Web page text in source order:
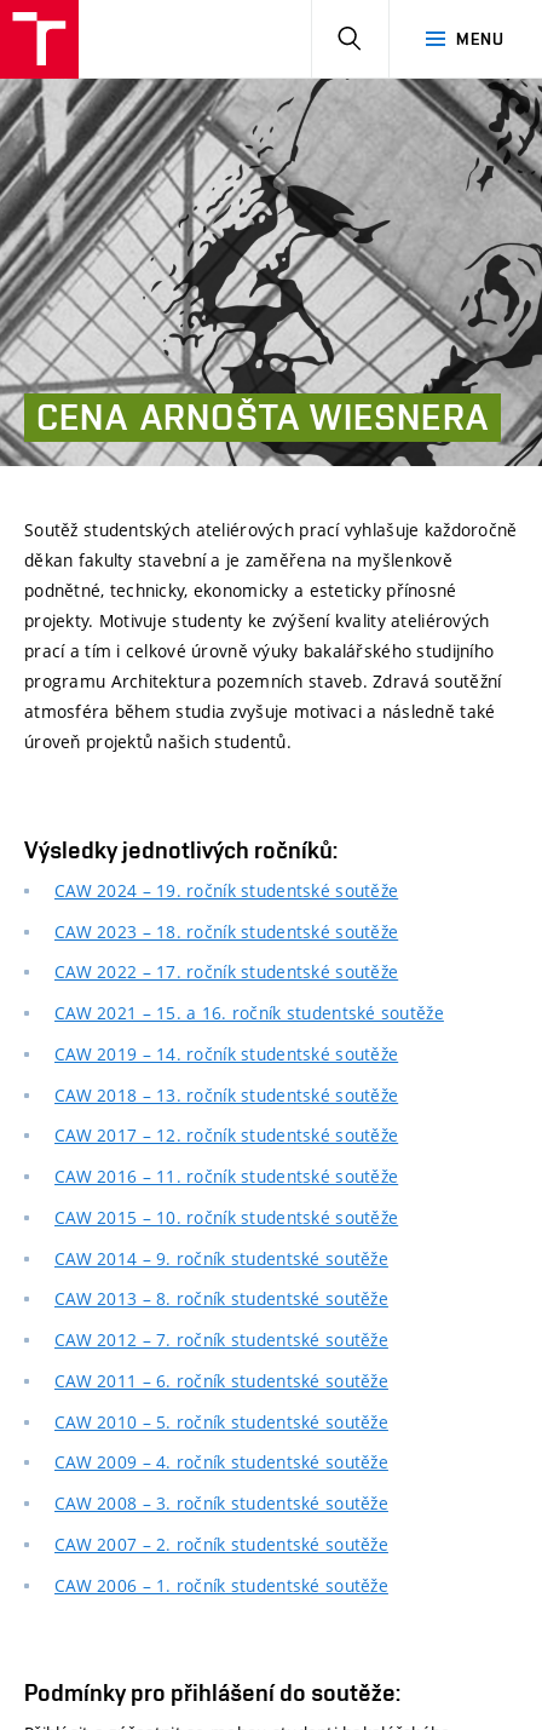
MENU
CENA ARNOŠTA WIESNERA
Soutěž studentských ateliérových prací vyhlašuje každoročně
děkan fakulty stavební a je zaměřena na myšlenkově
podnětné, technicky, ekonomicky a esteticky přínosné
projekty. Motivuje studenty ke zvýšení kvality ateliérových
prací a tím i celkové úrovně výuky bakalářského studijního
programu Architektura pozemních staveb. Zdravá soutěžní
atmosféra během studia zvyšuje motivaci a následně také
úroveň projektů našich studentů.
Výsledky jednotlivých ročníků:
CAW 2024 – 19. ročník studentské soutěže
CAW 2023 – 18. ročník studentské soutěže
CAW 2022 – 17. ročník studentské soutěže
CAW 2021 – 15. a 16. ročník studentské soutěže
CAW 2019 – 14. ročník studentské soutěže
CAW 2018 – 13. ročník studentské soutěže
CAW 2017 – 12. ročník studentské soutěže
CAW 2016 – 11. ročník studentské soutěže
CAW 2015 – 10. ročník studentské soutěže
CAW 2014 – 9. ročník studentské soutěže
CAW 2013 – 8. ročník studentské soutěže
CAW 2012 – 7. ročník studentské soutěže
CAW 2011 – 6. ročník studentské soutěže
CAW 2010 – 5. ročník studentské soutěže
CAW 2009 – 4. ročník studentské soutěže
CAW 2008 – 3. ročník studentské soutěže
CAW 2007 – 2. ročník studentské soutěže
CAW 2006 – 1. ročník studentské soutěže
Podmínky pro přihlášení do soutěže: